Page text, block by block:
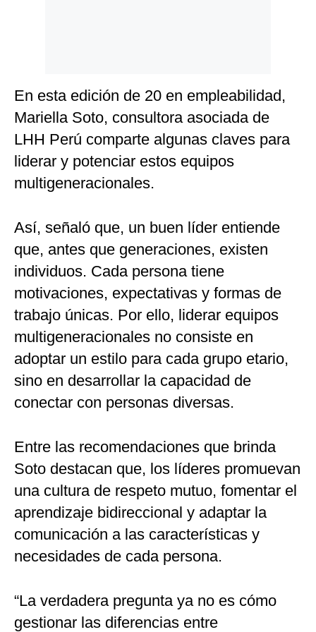
En esta edición de 20 en empleabilidad,
Mariella Soto, consultora asociada de
LHH Perú comparte algunas claves para
liderar y potenciar estos equipos
multigeneracionales.
Así, señaló que, un buen líder entiende
que, antes que generaciones, existen
individuos. Cada persona tiene
motivaciones, expectativas y formas de
trabajo únicas. Por ello, liderar equipos
multigeneracionales no consiste en
adoptar un estilo para cada grupo etario,
sino en desarrollar la capacidad de
conectar con personas diversas.
Entre las recomendaciones que brinda
Soto destacan que, los líderes promuevan
una cultura de respeto mutuo, fomentar el
aprendizaje bidireccional y adaptar la
comunicación a las características y
necesidades de cada persona.
“La verdadera pregunta ya no es cómo
gestionar las diferencias entre